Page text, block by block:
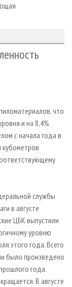
что
и на 8,4%
с начала года в
службы
в августе
ЦБК выпустили
уровню
этого года. Всего
было произведено
года.
В августе